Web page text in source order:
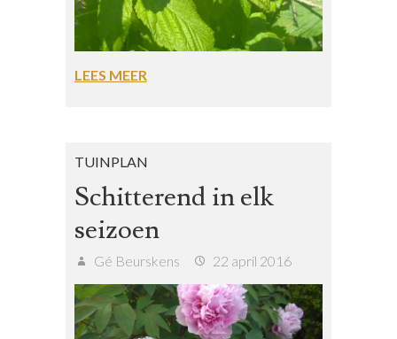
LEES MEER
TUINPLAN
Schitterend in elk
seizoen
Gé Beurskens 22 april 2016